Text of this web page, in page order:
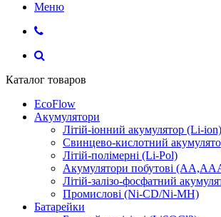
Меню
Каталог товаров
EcoFlow
Акумулятори
Літій-іонний акумулятор (Li-ion)
Свинцево-кислотний
Літій-полімерні (Li-Pol)
Акумулятори побутові
Літій-залізо-фосфатний
Промислові (Ni-CD/Ni-MH)
Батарейки